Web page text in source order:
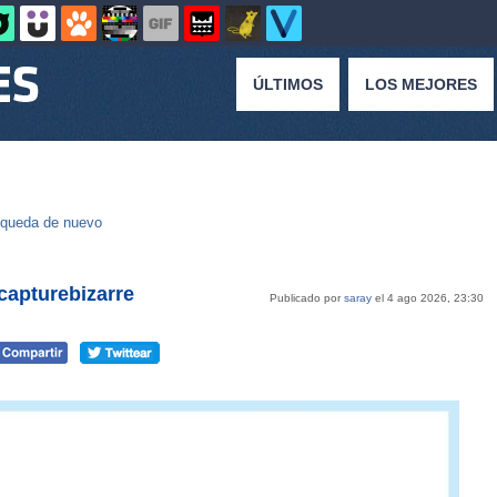
ÚLTIMOS LOS MEJORES
de nuevo
Publicado porsaray el 4 ago 2026, 23:30